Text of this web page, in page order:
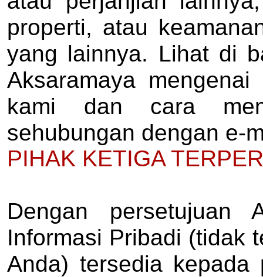
properti, atau
yang lainnya. Lihat di
Aksaramaya
kami dan cara
sehubungan dengan e-
PIHAK KETIGA
Dengan persetujuan
Informasi Pribadi (tidak
Anda) tersedia kepada